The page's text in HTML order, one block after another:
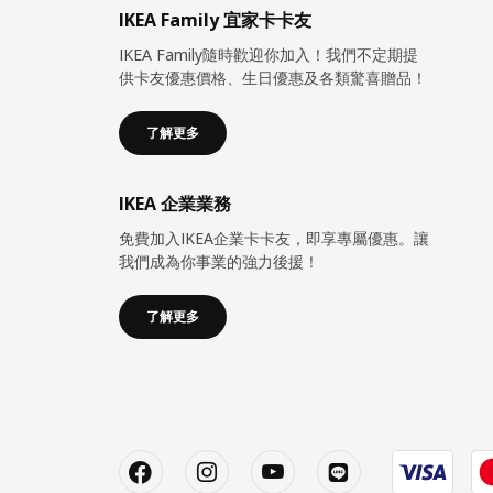
IKEA Family 宜家卡卡友
IKEA Family隨時歡迎你加入！我們不定期提
供卡友優惠價格、生日優惠及各類驚喜贈品！
了解更多
IKEA 企業業務
免費加入IKEA企業卡卡友，即享專屬優惠。讓
我們成為你事業的強力後援！
了解更多